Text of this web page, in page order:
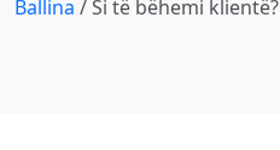
Ballina /Si të bëhemi klientë?